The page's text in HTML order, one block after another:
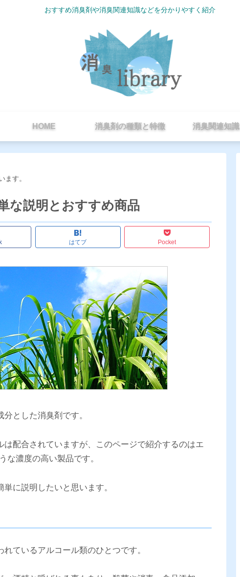
おすすめ消臭剤や消臭関連知識などを分かりやすく紹介
HOME 消臭剤の種類と特徴 消臭関連知識
ます。
な説明とおすすめ商品
はてブ Pocket
とした消臭剤です。
配合されていますが、このページで紹介するのはエ
な濃度の高い製品です。
に説明したいと思います。
ているアルコール類のひとつです。